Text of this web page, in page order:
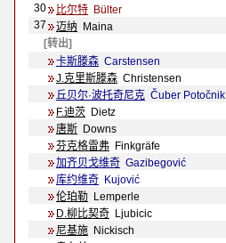
30
比尔特 Bülter
37
迈纳 Maina
[转出]
卡斯滕森 Carstensen
J.克里斯滕森 Christensen
丘贝尔·波托奇尼克 Čuber Potočnik
F.迪茨 Dietz
唐斯 Downs
芬克格雷弗 Finkgräfe
加齐贝戈维奇 Gazibegović
库约维奇 Kujović
伦珀勒 Lemperle
D.柳比契奇 Ljubicic
尼基施 Nickisch